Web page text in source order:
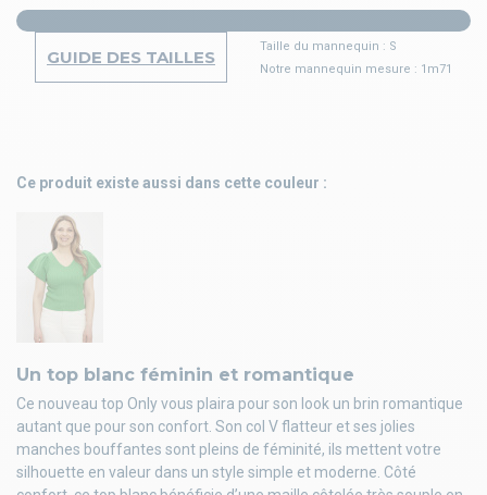
Un top blanc féminin et romantique
Ce nouveau top Only vous plaira pour son look un brin romantique
autant que pour son confort. Son col V flatteur et ses jolies
manches bouffantes sont pleins de féminité, ils mettent votre
silhouette en valeur dans un style simple et moderne. Côté
GUIDE DES TAILLES
Taille du mannequin : S
Notre mannequin mesure : 1m71
Ce produit existe aussi dans cette couleur :